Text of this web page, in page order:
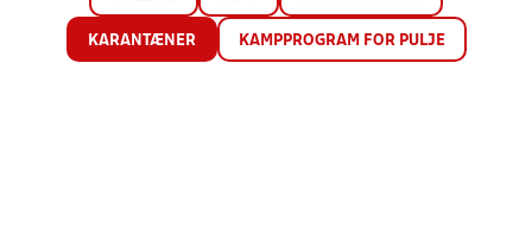
KARANTÆNER KAMPPROGRAM FOR PULJE